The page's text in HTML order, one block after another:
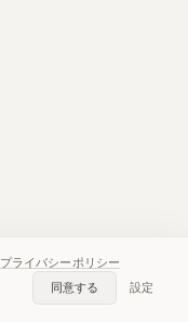
プライバシーポリシー
同意する
設定